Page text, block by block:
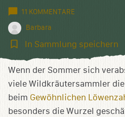
11 KOMMENTARE
Barbara
In
speichern
In Sammlung speichern
Wenn der Sommer sich
viele Wildkräutersammler
beim Gewöhnlichen
besonders die Wurzel